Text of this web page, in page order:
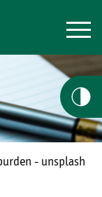
- unsplash